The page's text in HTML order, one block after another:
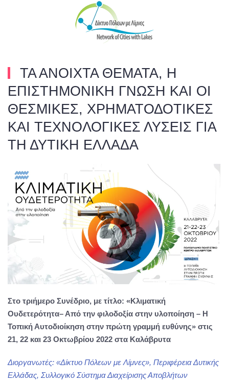
Skip to main content
ΤΑ ΑΝΟΙΧΤΑ ΘΕΜΑΤΑ, Η
ΕΠΙΣΤΗΜΟΝΙΚΗ ΓΝΩΣΗ ΚΑΙ ΟΙ
ΘΕΣΜΙΚΕΣ, ΧΡΗΜΑΤΟΔΟΤΙΚΕΣ
ΚΑΙ ΤΕΧΝΟΛΟΓΙΚΕΣ ΛΥΣΕΙΣ ΓΙΑ
ΤΗ ΔΥΤΙΚΗ ΕΛΛΑΔΑ
Στο τριήμερο Συνέδριο, με τίτλο: «Κλιματική
Ουδετερότητα– Από την φιλοδοξία στην υλοποίηση – Η
Τοπική Αυτοδιοίκηση στην πρώτη γραμμή ευθύνης» στις
21, 22 και 23 Οκτωβρίου 2022 στα Καλάβρυτα
Διοργανωτές: «Δίκτυο Πόλεων με Λίμνες», Περιφέρεια Δυτικής
Ελλάδας, Συλλογικό Σύστημα Διαχείρισης Αποβλήτων